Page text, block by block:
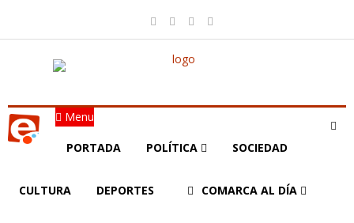
Menu
PORTADA POLÍTICA SOCIEDAD
CULTURA DEPORTES COMARCA AL DÍA